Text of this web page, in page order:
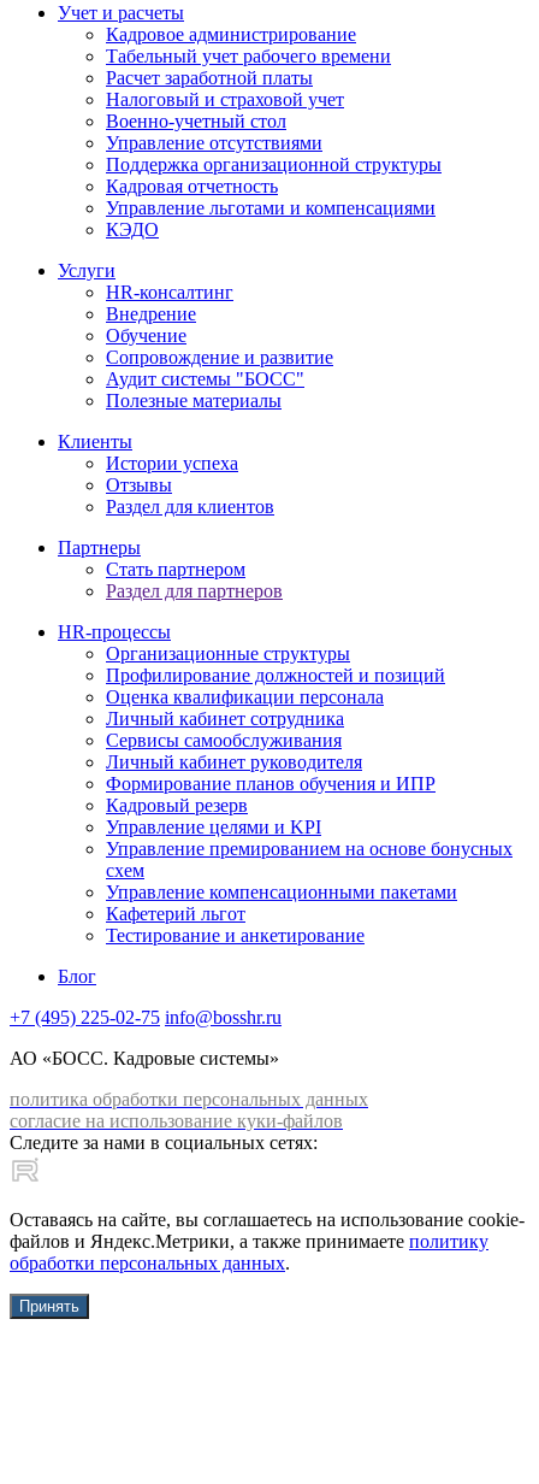
Учет и расчеты
Кадровое администрирование
Табельный учет рабочего времени
Расчет заработной платы
Налоговый и страховой учет
Военно-учетный стол
Управление отсутствиями
Поддержка организационной структуры
Кадровая отчетность
Управление льготами и компенсациями
КЭДО
Услуги
HR-консалтинг
Внедрение
Обучение
Сопровождение и развитие
Аудит системы "БОСС"
Полезные материалы
Клиенты
Истории успеха
Отзывы
Раздел для клиентов
Партнеры
Стать партнером
Раздел для партнеров
HR-процессы
Организационные структуры
Профилирование должностей и позиций
Оценка квалификации персонала
Личный кабинет сотрудника
Сервисы самообслуживания
Личный кабинет руководителя
Формирование планов обучения и ИПР
Кадровый резерв
Управление целями и KPI
Управление премированием на основе бонусных
схем
Управление компенсационными пакетами
Кафетерий льгот
Тестирование и анкетирование
Блог
+7 (495) 225-02-75 info@bosshr.ru
АО «БОСС. Кадровые системы»
политика обработки персональных данных
согласие на использование куки-файлов
Следите за нами в социальных сетях:
Оставаясь на сайте, вы соглашаетесь на использование cookie-
файлов и Яндекс.Метрики, а также принимаете политику
обработки персональных данных.
Принять